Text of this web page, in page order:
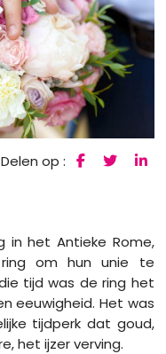
Delen op :
in het Antieke Rome,
om hun unie te
tijd was de ring het
eeuwigheid. Het was
tijdperk dat goud,
het ijzer verving.